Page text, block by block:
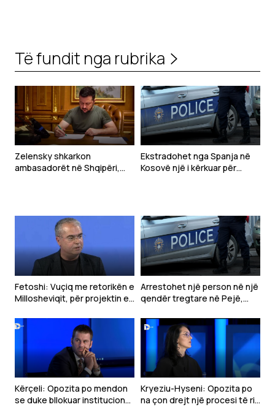
Të fundit nga rubrika
Zelensky shkarkon
ambasadorët në Shqipëri,
Ekstradohet nga Spanja në
Kosovë një i kërkuar për
Fetoshi: Vuçiq me retorikën e
Millosheviqit, për projektin e
Arrestohet një person në një
qendër tregtare në Pejë,
qytetarët
Kërçeli: Opozita po mendon
se duke bllokuar institucionet
Kryeziu-Hyseni: Opozita po
na çon drejt një procesi të ri